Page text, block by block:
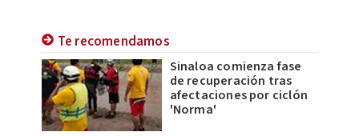
Te recomendamos
Sinaloa comienza fase
de recuperación tras
afectaciones por ciclón
'Norma'